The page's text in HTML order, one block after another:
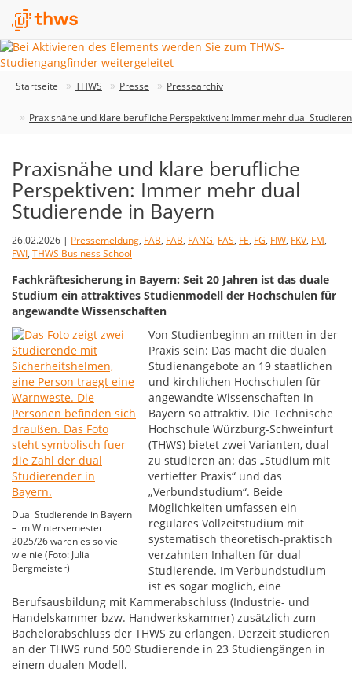
Startseite THWS Presse Pressearchiv
Praxisnähe und klare berufliche Perspektiven: Immer mehr dual
Praxisnähe und klare berufliche
Perspektiven: Immer mehr dual
Studierende in Bayern
26.02.2026 | Pressemeldung, FAB, FAB, FANG, FAS, FE, FG, FIW, FKV, FM,
FWI, THWS Business School
Fachkräftesicherung in Bayern: Seit 20 Jahren ist das duale
Studium ein attraktives Studienmodell der Hochschulen für
angewandte Wissenschaften
Dual Studierende in Bayern
– im Wintersemester
2025/26 waren es so viel
wie nie (Foto: Julia
Bergmeister)
Von Studienbeginn an mitten in der
Praxis sein: Das macht die dualen
Studienangebote an 19 staatlichen
und kirchlichen Hochschulen für
angewandte Wissenschaften in
Bayern so attraktiv. Die Technische
Hochschule Würzburg-Schweinfurt
(THWS) bietet zwei Varianten, dual
zu studieren an: das „Studium mit
vertiefter Praxis“ und das
„Verbundstudium“. Beide
Möglichkeiten umfassen ein
reguläres Vollzeitstudium mit
systematisch theoretisch-praktisch
verzahnten Inhalten für dual
Studierende. Im Verbundstudium
ist es sogar möglich, eine
Berufsausbildung mit Kammerabschluss (Industrie- und
Handelskammer bzw. Handwerkskammer) zusätzlich zum
Bachelorabschluss der THWS zu erlangen. Derzeit studieren
an der THWS rund 500 Studierende in 23 Studiengängen in
einem dualen Modell.